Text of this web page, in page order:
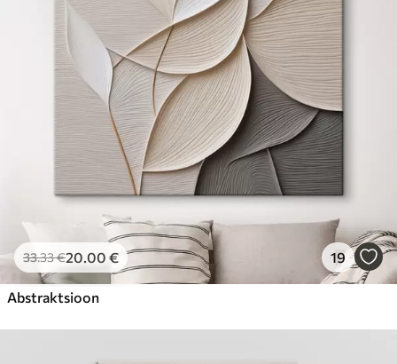
Hind Alates .00
33.33€20.00 € 19
Abstraktsioon